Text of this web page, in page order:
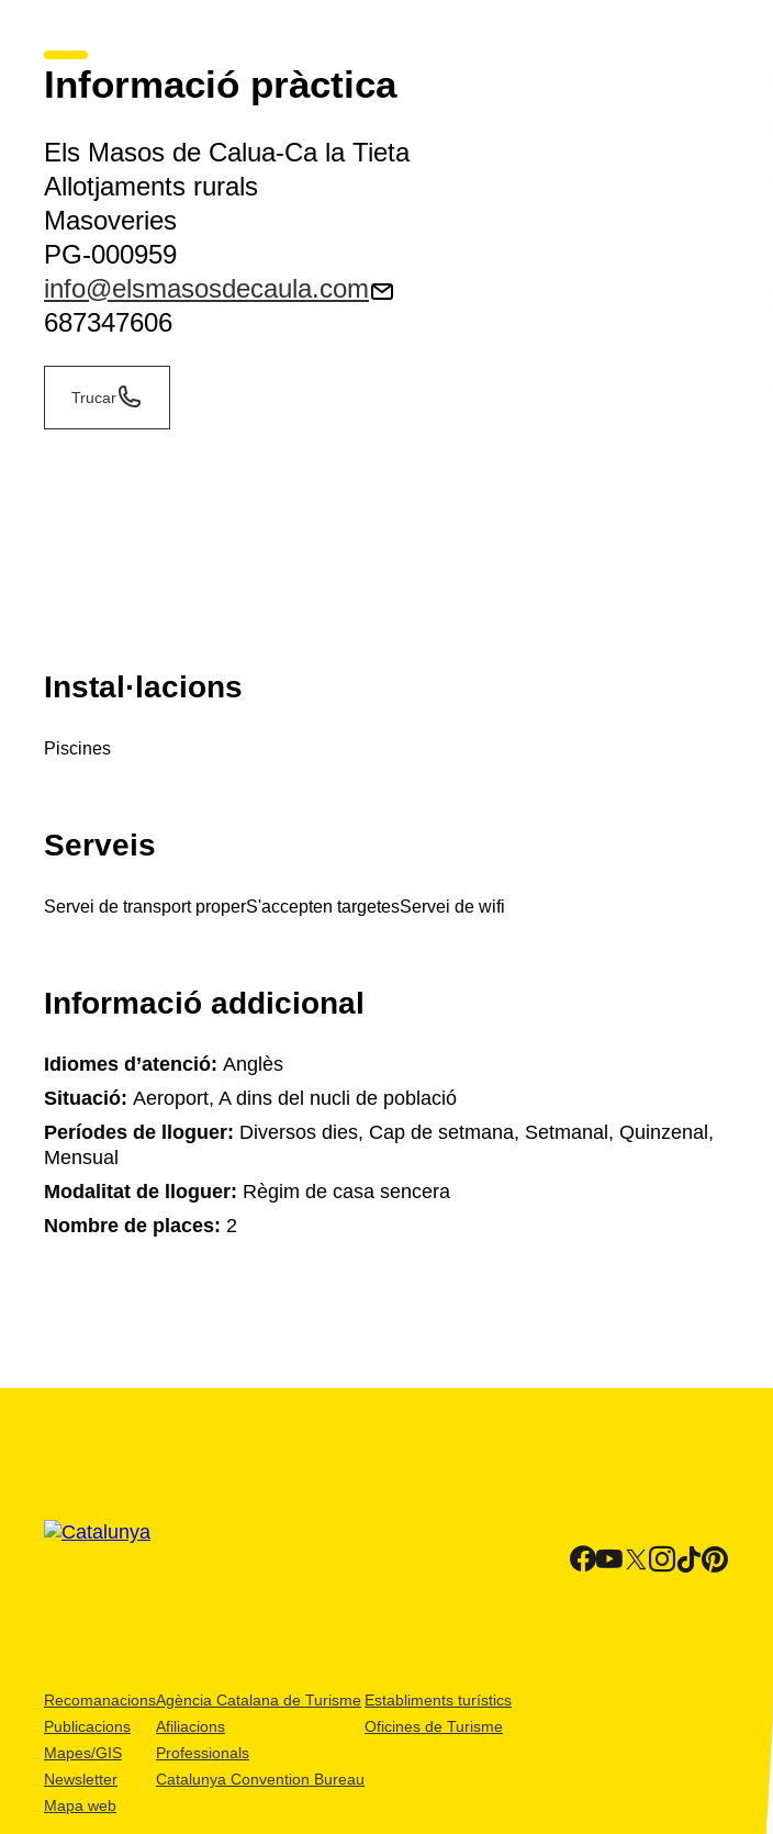
Informació pràctica
Els Masos de Calua-Ca la Tieta
Allotjaments rurals
Masoveries
PG-000959
info@elsmasosdecaula.com
687347606
Trucar
Instal·lacions
Piscines
Serveis
Servei de transport properS'accepten targetesServei de wifi
Informació addicional
Idiomes d’atenció: Anglès
Situació: Aeroport, A dins del nucli de població
Períodes de lloguer: Diversos dies, Cap de setmana, Setmanal, Quinzenal,
Mensual
Modalitat de lloguer: Règim de casa sencera
Nombre de places: 2
Recomanacions
Publicacions
Mapes/GIS
Newsletter
Mapa web
Agència Catalana de Turisme
Afiliacions
Professionals
Catalunya Convention Bureau
Establiments turístics
Oficines de Turisme